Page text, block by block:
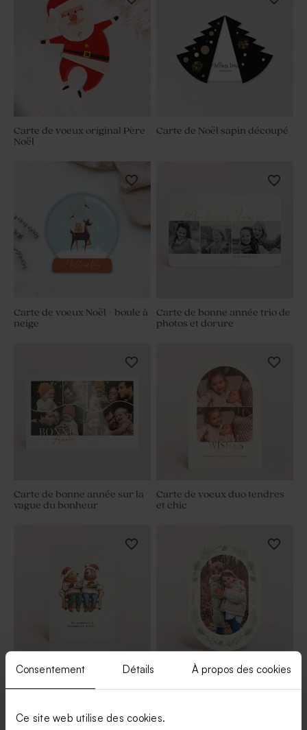
Consentement Détails À propos des cookies
Ce site web utilise des cookies.
Carte de voeux original Père
Noël
Carte de Noël sapin découpé
Carte de voeux Noël - boule à
neige
Carte de bonne année trio de
photos et dorure
Carte de bonne année sur la
vague du bonheur
Carte de voeux duo tendres
et chic
Carte de noël oursons
vintage
Carte de voeux ovale
couronne hivernale